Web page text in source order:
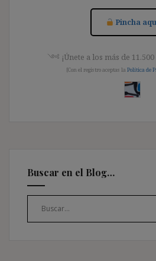
Pincha
༺ ¡Únete a los más de
[Con el registro aceptas la Política de
Buscar en el Blog…